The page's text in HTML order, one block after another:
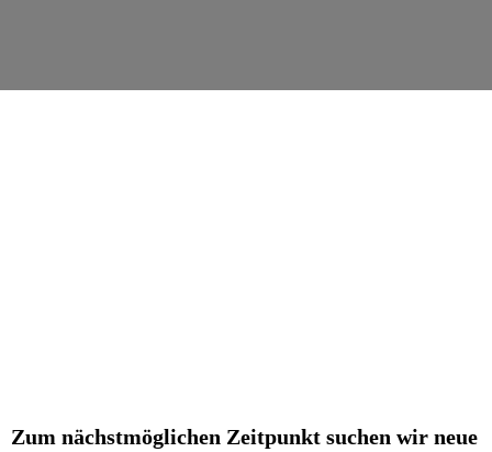
Zum nächstmöglichen Zeitpunkt suchen wir neue